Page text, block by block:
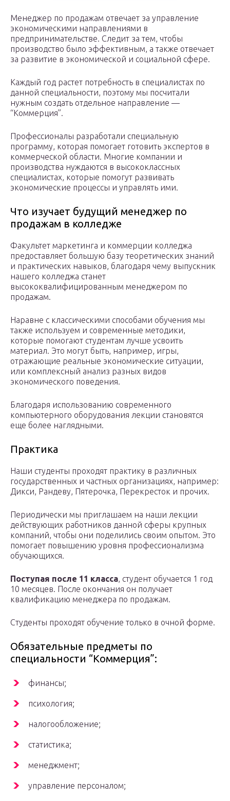
Менеджер по продажам отвечает за управление
экономическими направлениями в
предпринимательстве. Следит за тем, чтобы
производство было эффективным, а также отвечает
за развитие в экономической и социальной сфере.
Каждый год растет потребность в специалистах по
данной специальности, поэтому мы посчитали
нужным создать отдельное направление —
“Коммерция”.
Профессионалы разработали специальную
программу, которая помогает готовить экспертов в
коммерческой области. Многие компании и
производства нуждаются в высококлассных
специалистах, которые помогут развивать
экономические процессы и управлять ими.
Что изучает будущий менеджер по
продажам в колледже
Факультет маркетинга и коммерции колледжа
предоставляет большую базу теоретических знаний
и практических навыков, благодаря чему выпускник
нашего колледжа станет
высококвалифицированным менеджером по
продажам.
Наравне с классическими способами обучения мы
также используем и современные методики,
которые помогают студентам лучше усвоить
материал. Это могут быть, например, игры,
отражающие реальные экономические ситуации,
или комплексный анализ разных видов
экономического поведения.
Благодаря использованию современного
компьютерного оборудования лекции становятся
еще более наглядными.
Практика
Наши студенты проходят практику в различных
государственных и частных организациях, например:
Дикси, Рандеву, Пятерочка, Перекресток и прочих.
Периодически мы приглашаем на наши лекции
действующих работников данной сферы крупных
компаний, чтобы они поделились своим опытом. Это
помогает повышению уровня профессионализма
обучающихся.
Поступая после 11 класса, студент обучается 1 год
10 месяцев. После окончания он получает
квалификацию менеджера по продажам.
Студенты проходят обучение только в очной форме.
Обязательные предметы по
специальности “Коммерция”:
финансы;
психология;
налогообложение;
статистика;
менеджмент;
управление персоналом;